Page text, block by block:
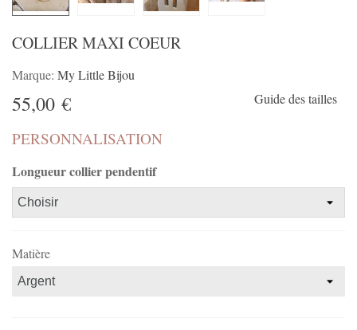
COLLIER MAXI COEUR
Marque: My Little Bijou
55,00 € Guide des tailles
PERSONNALISATION
Longueur collier pendentif
Matière